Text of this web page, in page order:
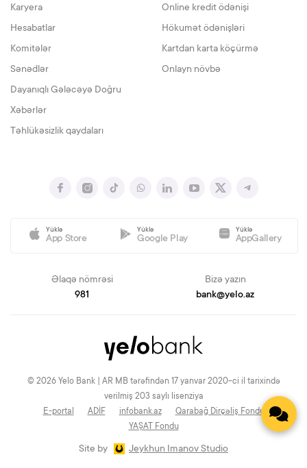
Karyera
Hesabatlar
Komitələr
Sənədlər
Dayanıqlı Gələcəyə Doğru
Xəbərlər
Təhlükəsizlik qaydaları
Online kredit ödənişi
Hökumət ödənişləri
Kartdan karta köçürmə
Onlayn növbə
Yüklə
App Store
Yüklə
Google Play
Yüklə
AppGallery
Əlaqə nömrəsi
981
Bizə yazın
bank@yelo.az
© 2026 Yelo Bank | AR MB tərəfindən 17 yanvar 2020-ci il tarixində
verilmiş 203 saylı lisenziya
E-portal
ADİF infobank.az
Qarabağ Dirçəliş Fondu
YAŞAT Fondu
Site by Jeykhun Imanov Studio